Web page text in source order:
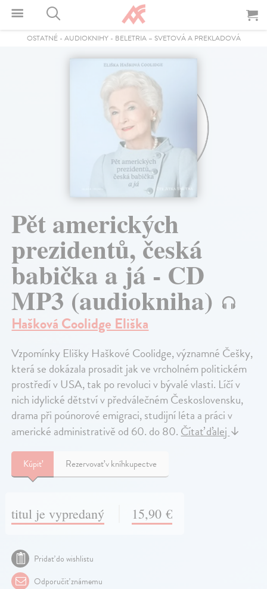
OSTATNÉ- AUDIOKNIHY- BELETRIA – SVETOVÁ A PREKLADOVÁ
Pět amerických
prezidentů, česká
babička a já - CD
MP3 (audiokniha)
Hašková Coolidge Eliška
Vzpomínky Elišky Haškové Coolidge, významné Češky,
která se dokázala prosadit jak ve vrcholném politickém
prostředí v USA, tak po revoluci v bývalé vlasti. Líčí v
nich idylické dětství v předválečném Československu,
drama při poúnorové emigraci, studijní léta a práci v
americké administrativě od 60. do 80. Čítať ďalej ↓
Kúpiť Rezervovať v kníhkupectve
titul je vypredaný 15,90 €
Pridať do wishlistu
Odporučiť známemu